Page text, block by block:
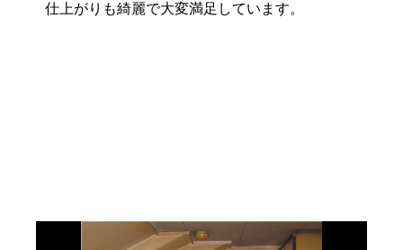
仕上がりも綺麗で大変満足しています。